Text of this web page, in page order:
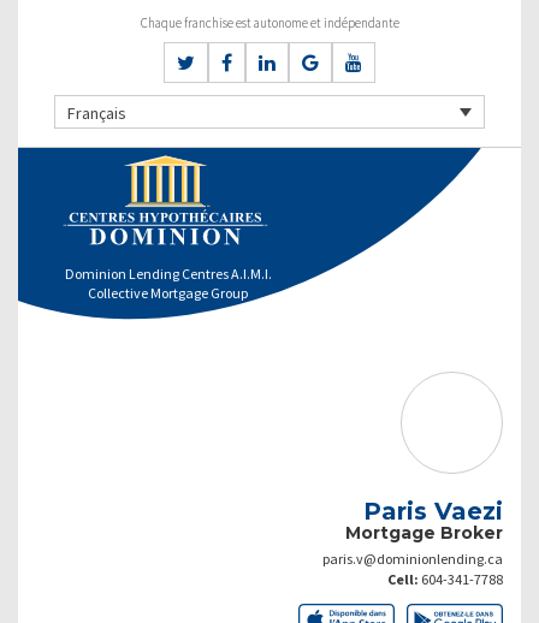
Chaque franchise est autonome et indépendante
Français
Dominion Lending Centres A.I.M.I.
Collective Mortgage Group
Paris Vaezi
Mortgage Broker
paris.v@dominionlending.ca
Cell: 604-341-7788